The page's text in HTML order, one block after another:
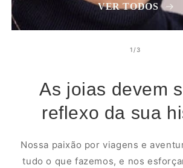
VER TODOS
1 /de
3
As joias devem
reflexo da sua
Nossa paixão por viagens e
tudo o que fazemos, e nos